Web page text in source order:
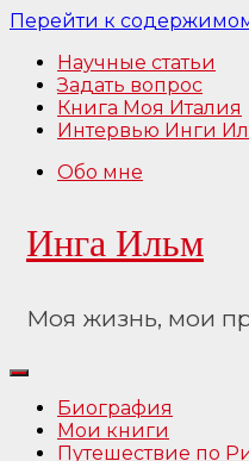
Перейти к
Научные статьи
Задать вопрос
Книга Моя Италия
Интервью Инги
Обо мне
Инга Ильм
Моя жизнь, мои
Биография
Мои книги
Путешествие по